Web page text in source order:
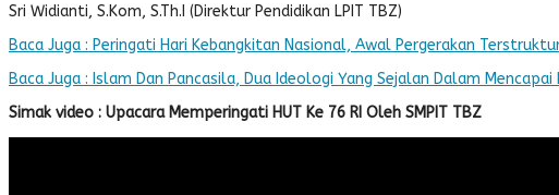
Sri Widianti, S.Kom, S.Th.I (Direktur Pendidikan LPIT TBZ)
Baca Juga : Peringati Hari Kebangkitan Nasional, Awal Pergerakan
Baca Juga : Islam Dan Pancasila, Dua Ideologi Yang Sejalan Dalam
Simak video : Upacara Memperingati HUT Ke 76 RI Oleh SMPIT TBZ